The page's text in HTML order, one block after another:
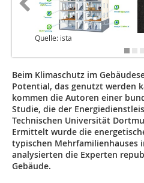
Quelle: ista
Beim Klimaschutz im
Potential, das genutzt werden
kommen die Autoren einer
Studie, die der
Technischen Universität
Ermittelt wurde die
typischen Mehrfamilienhauses
analysierten die Experten
Gebäude.